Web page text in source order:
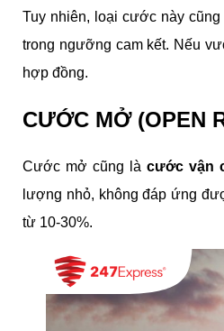
Tuy nhiên, loại cước này
trong ngưỡng cam kết. Nếu
hợp đồng.
CƯỚC MỞ (OPEN
Cước mở cũng là cước vận
lượng nhỏ, không đáp ứng
từ 10-30%.